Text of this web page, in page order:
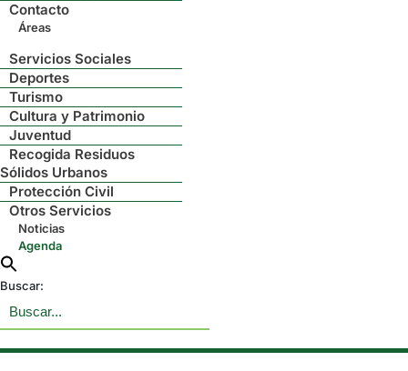
Contacto
Áreas
Servicios Sociales
Deportes
Turismo
Cultura y Patrimonio
Juventud
Recogida Residuos
Sólidos Urbanos
Protección Civil
Otros Servicios
Noticias
Agenda
Buscar: